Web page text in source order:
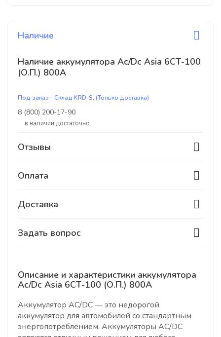
Наличие
Наличие аккумулятора Ac/Dc Asia 6СТ-100
(О.П.) 800А
Под заказ - Склад KRD-S, (Только доставка)
8 (800) 200-17-90
В наличии достаточно
Отзывы
Оплата
Доставка
Задать вопрос
Описание и характеристики аккумулятора
Ac/Dc Asia 6СТ-100 (О.П.) 800А
Аккумулятор AC/DC — это недорогой
аккумулятор для автомобилей со стандартным
энергопотреблением. Аккумуляторы AC/DC